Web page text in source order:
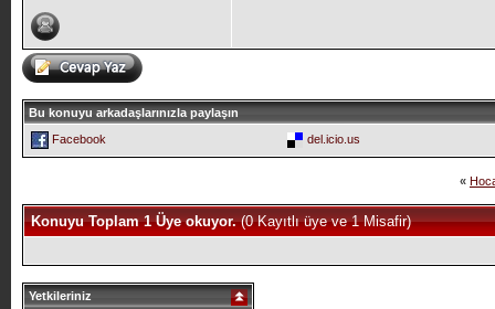
Bu konuyu arkadaşlarınızla paylaşın
Facebook
del.icio.us
«
Konuyu Toplam 1 Üye okuyor.(0 Kayıtlı üye ve 1 Misafir)
Yetkileriniz